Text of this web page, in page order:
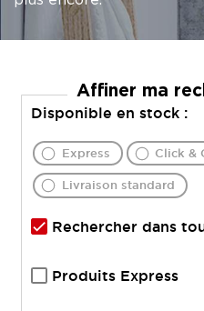
Affiner ma
Disponible en stock :
Express Click &
Livraison standard
Produits Express